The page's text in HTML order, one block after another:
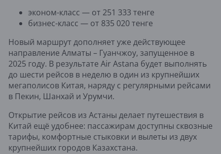
эконом-класс — от 251 333 тенге
бизнес-класс — от 835 020 тенге
Новый маршрут дополняет уже действующее
направление Алматы – Гуанчжоу, запущенное в
2025 году. В результате Air Astana будет выполнять
до шести рейсов в неделю в один из крупнейших
мегаполисов Китая, наряду с регулярными рейсами
в Пекин, Шанхай и Урумчи.
Открытие рейсов из Астаны делает путешествия в
Китай ещё удобнее: пассажирам доступны сквозные
тарифы, комфортные стыковки и вылеты из двух
крупнейших городов Казахстана.